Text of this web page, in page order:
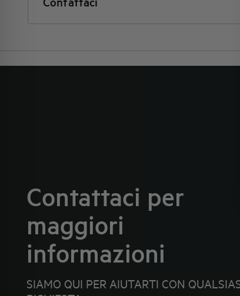
Contattaci per
maggiori
informazioni
SIAMO QUI PER AIUTARTI CON